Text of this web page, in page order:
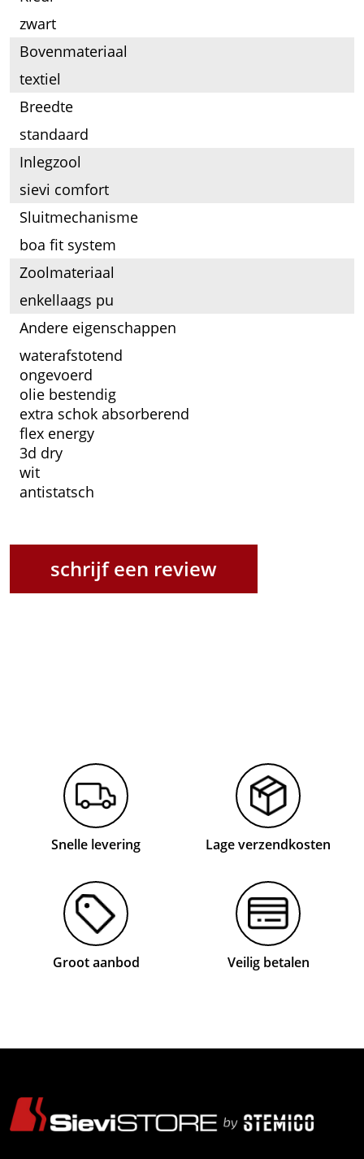
zwart
Bovenmateriaal
textiel
Breedte
standaard
Inlegzool
sievi comfort
Sluitmechanisme
boa fit system
Zoolmateriaal
enkellaags pu
Andere eigenschappen
waterafstotend
ongevoerd
olie bestendig
extra schok absorberend
flex energy
3d dry
wit
antistatsch
schrijf een review
Snelle levering Lage verzendkosten
Groot aanbod Veilig betalen